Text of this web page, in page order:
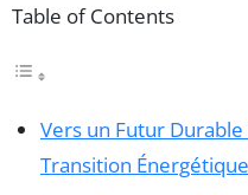
Table of Contents
Vers un Futur
Transition Énergétique